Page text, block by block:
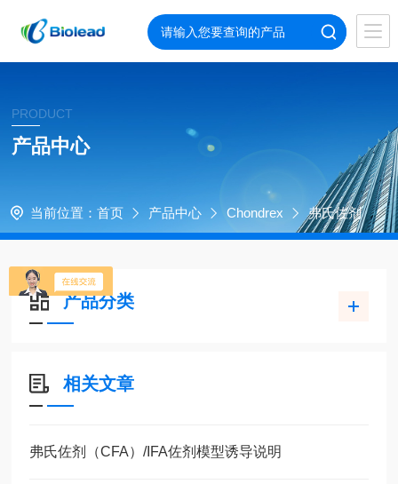
PRODUCT
产品中心
当前位置： 首页 产品中心 Chondrex 弗氏佐剂
产品分类
相关文章
弗氏佐剂（CFA）/IFA佐剂模型诱导说明